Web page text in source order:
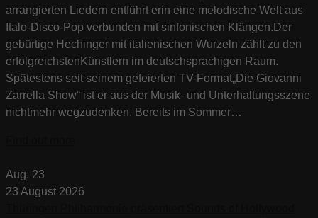
arrangierten Liedern entführt erin eine melodische Welt aus
Italo-Disco-Pop verbunden mit sinfonischen Klängen.Der
gebürtige Hechinger mit italienischen Wurzeln zählt zu den
erfolgreichstenKünstlern im deutschsprachigen Raum.
Spätestens seit seinem gefeierten TV-Format„Die Giovanni
Zarrella Show“ ist er aus der Musik- und Unterhaltungsszene
nichtmehr wegzudenken. Bereits im Sommer…
Aug. 23
23 August 2026